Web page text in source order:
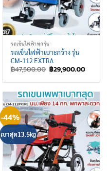
รถเข็นไฟฟ้าทุกรุ่น
รถเข็นไฟฟ้าเบาะกว้าง รุ่น
CM-112 EXTRA
฿47,500.00 Original
price
was:
฿29,900.00
is:
-44%
เบาสุด13.5kg